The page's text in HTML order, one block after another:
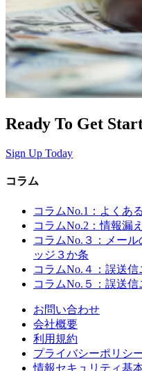
Ready To Get
Sign Up Today
コラム
コラムNo.1：よくあ
コラムNo.2：情報漏
コラムNo.３：メー
ッジ３か条
コラムNo.４：誤送
コラムNo.５：誤送
お問い合わせ
会社概要
利用規約
プライバシーポリシ
情報セキュリティ基